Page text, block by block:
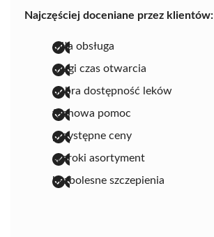
Najczęściej doceniane przez klientów:
miła obsługa
długi czas otwarcia
dobra dostępność leków
fachowa pomoc
przystępne ceny
szeroki asortyment
bezbolesne szczepienia